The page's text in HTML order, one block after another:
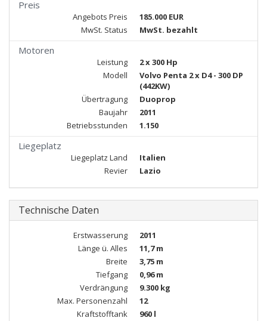
Preis
Angebots Preis
185.000 EUR
MwSt. Status
MwSt. bezahlt
Motoren
Leistung
2 x 300 Hp
Modell
Volvo Penta 2 x D4 - 300 DP
(442KW)
Übertragung
Duoprop
Baujahr
2011
Betriebsstunden
1.150
Liegeplatz
Liegeplatz Land
Italien
Revier
Lazio
Technische Daten
Erstwasserung
2011
Länge ü. Alles
11,7 m
Breite
3,75 m
Tiefgang
0,96 m
Verdrängung
9.300 kg
Max. Personenzahl
12
Kraftstofftank
960 l